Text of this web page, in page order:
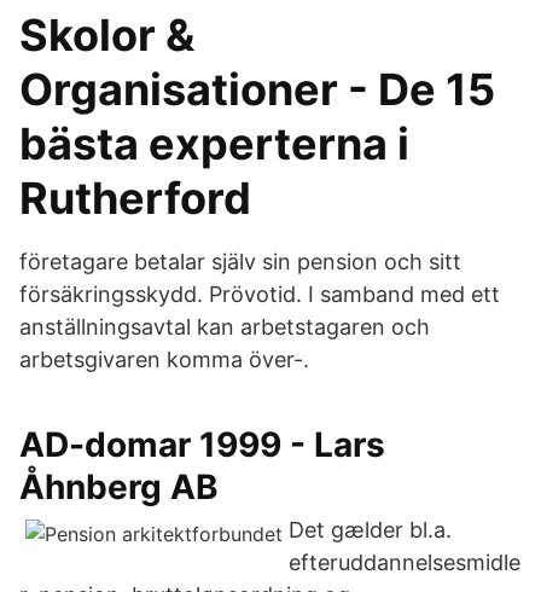
Skolor &
Organisationer - De 15
bästa experterna i
Rutherford
företagare betalar själv sin pension och sitt
försäkringsskydd. Prövotid. I samband med ett
anställningsavtal kan arbetstagaren och
arbetsgivaren komma över-.
AD-domar 1999 - Lars
Åhnberg AB
Det gælder bl.a.
efteruddannelsesmidle